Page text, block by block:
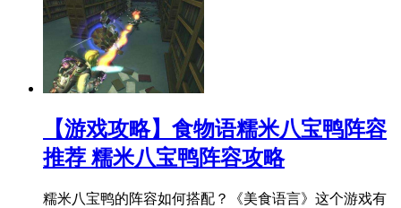
【游戏攻略】食物语糯米八宝鸭阵容
推荐 糯米八宝鸭阵容攻略
糯米八宝鸭的阵容如何搭配？《美食语言》这个游戏有